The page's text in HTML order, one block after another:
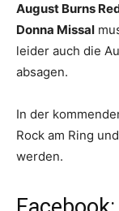
August Burns
Donna Missal
leider auch die
absagen.
In der
Rock am Ring
werden.